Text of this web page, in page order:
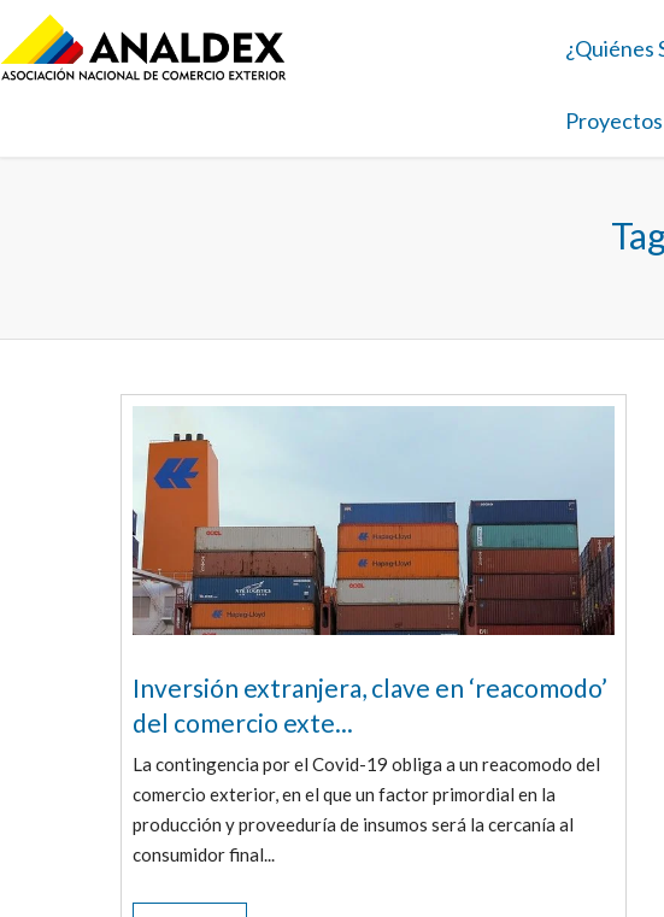
¿Quiénes
Inversión extranjera, clave en ‘reacomodo’
del comercio exte...
La contingencia por el Covid-19 obliga a un reacomodo del
comercio exterior, en el que un factor primordial en la
producción y proveeduría de insumos será la cercanía al
consumidor final...